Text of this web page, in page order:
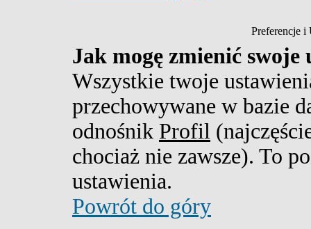
Preferencje
Jak mogę zmienić swoje
Wszystkie twoje
przechowywane w bazie
odnośnik Profil
chociaż nie zawsze). To
ustawienia.
Powrót do góry